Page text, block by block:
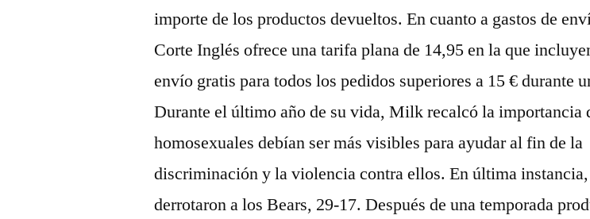
importe de los productos devueltos. En cuanto a gastos de
Corte Inglés ofrece una tarifa plana de 14,95 en la que
envío gratis para todos los pedidos superiores a 15 € durante
Durante el último año de su vida, Milk recalcó la importancia
homosexuales debían ser más visibles para ayudar al fin de la
discriminación y la violencia contra ellos. En última
derrotaron a los Bears, 29-17. Después de una temporada